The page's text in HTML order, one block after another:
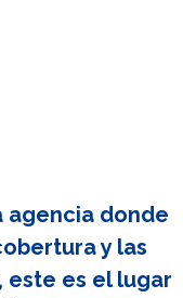
agencia donde
y las
este es el lugar